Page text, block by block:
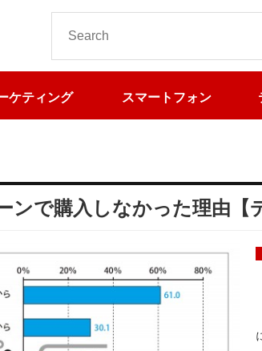
ケティング スマートフォン
ンで購入しなかった理由【